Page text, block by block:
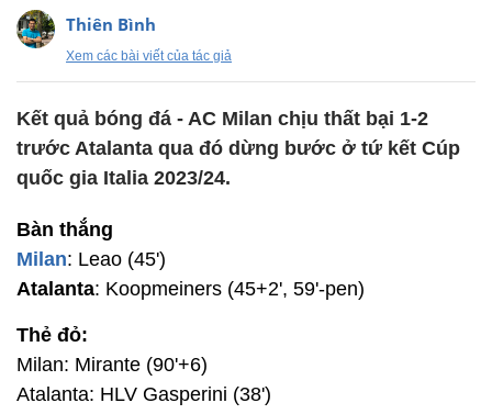
Thiên Bình
Xem các bài viết của tác giả
Kết quả bóng đá - AC Milan chịu thất bại 1-2
trước Atalanta qua đó dừng bước ở tứ kết Cúp
quốc gia Italia 2023/24.
Bàn thắng
Milan: Leao (45')
Atalanta: Koopmeiners (45+2', 59'-pen)
Thẻ đỏ:
Milan: Mirante (90'+6)
Atalanta: HLV Gasperini (38')